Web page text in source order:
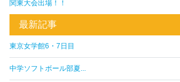
関東大会出場！！
最新記事
東京女学館6・7日目
中学ソフトボール部夏...